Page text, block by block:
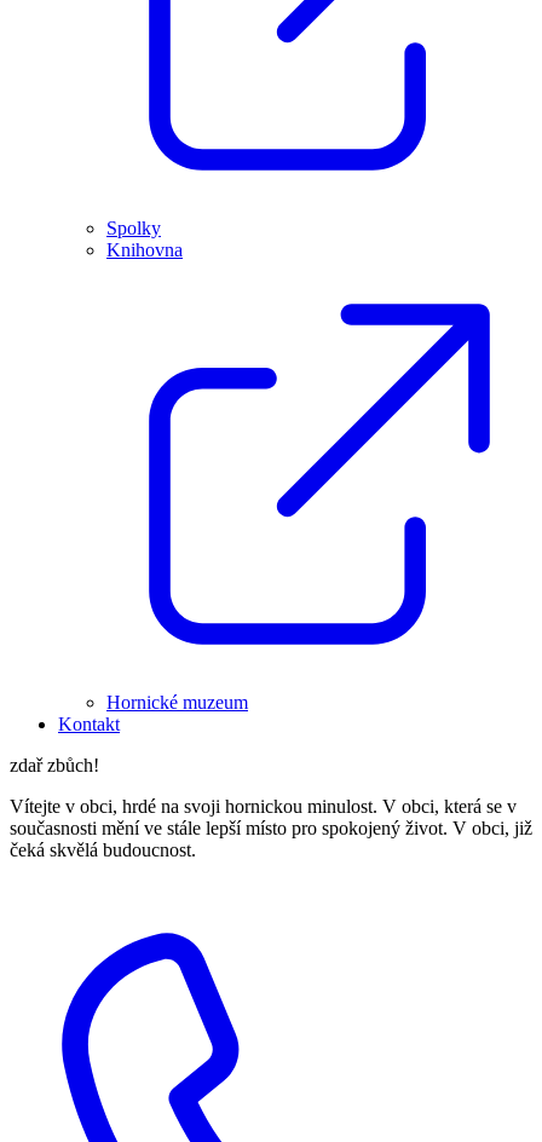
Spolky
Knihovna
Hornické muzeum
Kontakt
zdař zbůch!
Vítejte v obci, hrdé na svoji hornickou minulost. V obci, která se v
současnosti mění ve stále lepší místo pro spokojený život. V obci, již
čeká skvělá budoucnost.